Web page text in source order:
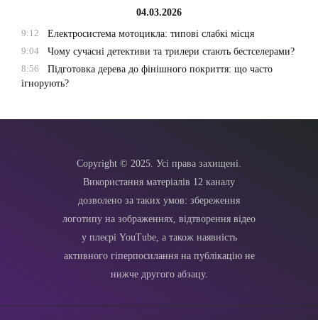
04.03.2026
9:12
Електросистема мотоцикла: типові слабкі місця
9:04
Чому сучасні детективи та трилери стають бестселерами?
8:56
Підготовка дерева до фінішного покриття: що часто
ігнорують?
Copyright © 2025. Усі права захищені.
Використання матеріалів 12 каналу
дозволено за таких умов: збереження
логотипу на зображеннях, відтворення відео
у плеєрі YouTube, а також наявність
активного гіперпосилання на публікацію не
нижче другого абзацу.